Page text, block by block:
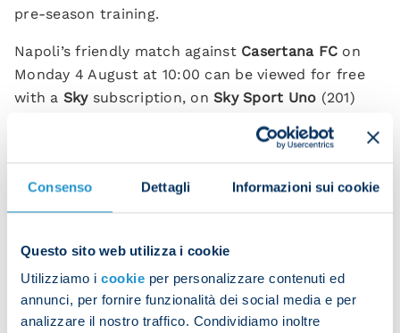
Consenso Dettagli Informazioni sui cookie
Questo sito web utilizza i cookie
Utilizziamo i cookie per personalizzare contenuti ed
annunci, per fornire funzionalità dei social media e per
analizzare il nostro traffico. Condividiamo inoltre
pre-season training.
Napoli’s friendly match against Casertana FC on
Monday 4 August at 10:00 can be viewed for free
with a Skysubscription, on Sky Sport Uno (201)
OneFootball. Viewers will
● Type “Napoli” in the search bar and go to the
club’s official profile
● Select the “Matches” section and click the
friendly they are interested in